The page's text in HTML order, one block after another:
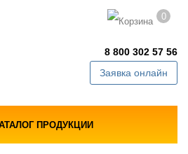
0
8 800 302 57 56
Заявка онлайн
ПРОДУКЦИИ